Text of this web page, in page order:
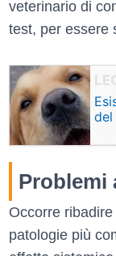
veterinario di
test, per essere
del
Problemi
Occorre
patologie più